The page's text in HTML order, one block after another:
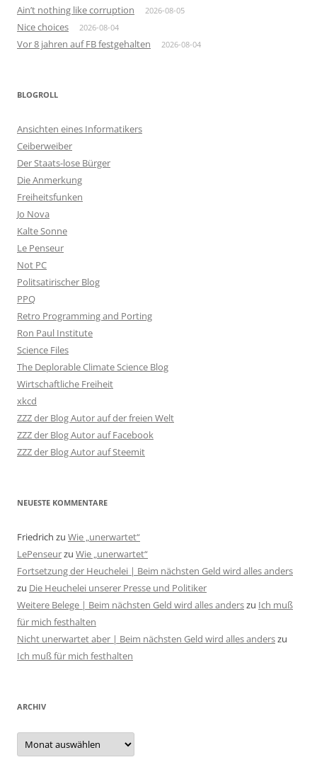
Ain’t nothing like corruption 2026-08-05
Nice choices 2026-08-04
Vor 8 jahren auf FB festgehalten 2026-08-04
BLOGROLL
Ansichten eines Informatikers
Ceiberweiber
Der Staats-lose Bürger
Die Anmerkung
Freiheitsfunken
Jo Nova
Kalte Sonne
Le Penseur
Not PC
Politsatirischer Blog
PPQ
Retro Programming and Porting
Ron Paul Institute
Science Files
The Deplorable Climate Science Blog
Wirtschaftliche Freiheit
xkcd
ZZZ der Blog Autor auf der freien Welt
ZZZ der Blog Autor auf Facebook
ZZZ der Blog Autor auf Steemit
NEUESTE KOMMENTARE
Friedrich zu Wie „unerwartet“
LePenseurzu Wie „unerwartet“
Fortsetzung der Heuchelei | Beim nächsten Geld wird alles anders
zu Die Heuchelei unserer Presse und Politiker
Weitere Belege | Beim nächsten Geld wird alles anderszu Ich muß
für mich festhalten
Nicht unerwartet aber | Beim nächsten Geld wird alles anderszu
Ich muß für mich festhalten
ARCHIV
Archiv